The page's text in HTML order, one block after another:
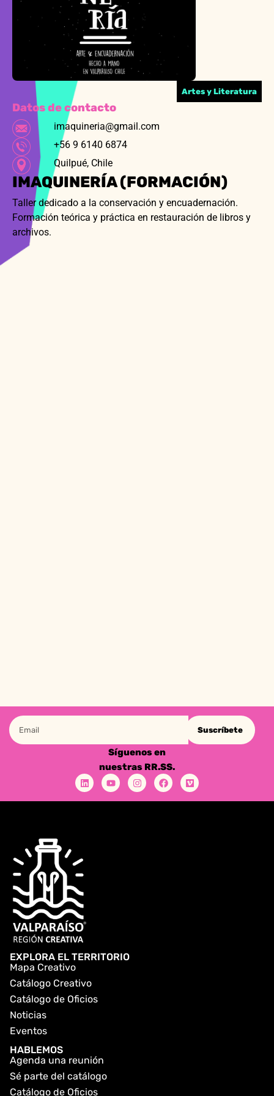
Artes y Literatura
Datos de contacto
imaquineria@gmail.com
+56 9 6140 6874
Quilpué, Chile
IMAQUINERÍA (FORMACIÓN)
Taller dedicado a la conservación y encuadernación.
Formación teórica y práctica en restauración de libros y
archivos.
Suscríbete
Síguenos en
nuestras RR.SS.
EXPLORA EL TERRITORIO
Mapa Creativo
Catálogo Creativo
Catálogo de Oficios
Noticias
Eventos
HABLEMOS
Agenda una reunión
Sé parte del catálogo
Catálogo de Oficios